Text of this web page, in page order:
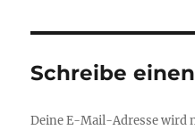
Schreibe
Deine E-Mail-Adresse wird